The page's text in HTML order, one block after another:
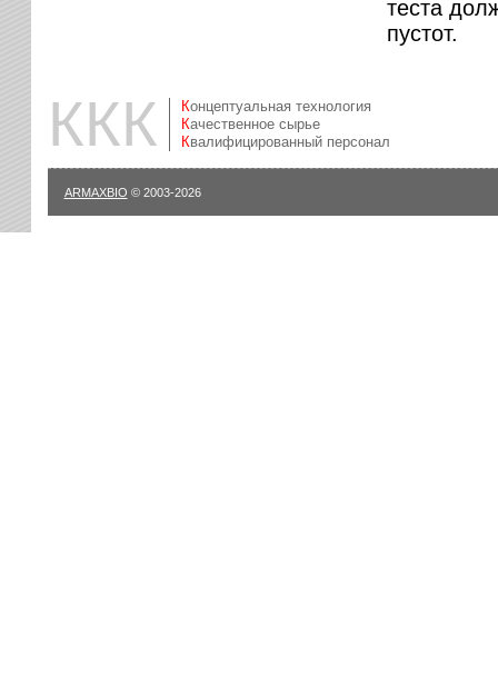
теста
пустот.
ККК
Концептуальная технология
Качественное сырье
Квалифицированный персонал
ARMAXBIO © 2003-2026